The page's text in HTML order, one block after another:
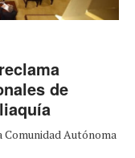
de
Comunidad Autónoma